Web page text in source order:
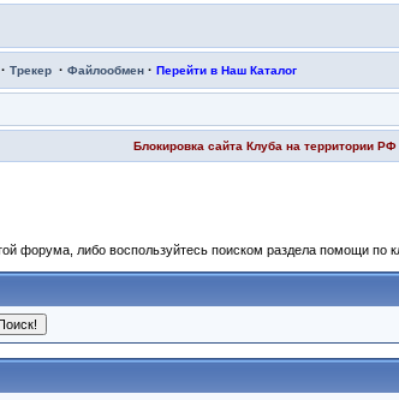
Трекер· Файлообмен· Перейти в Наш Каталог
Блокировка сайта Клуба на территории РФ
форума, либо воспользуйтесь поиском раздела помощи по